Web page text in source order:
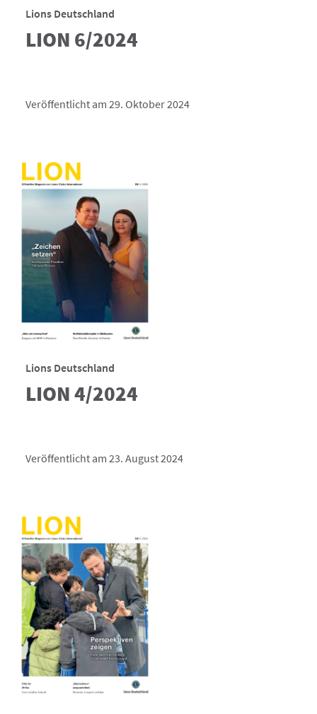
Lions Deutschland
LION 6/2024
Veröffentlicht am 29. Oktober 2024
Lions Deutschland
LION 4/2024
Veröffentlicht am 23. August 2024